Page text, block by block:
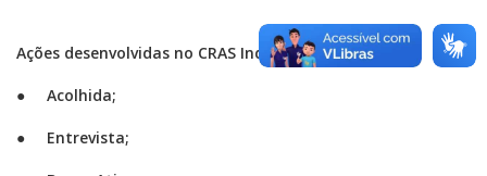
Ações desenvolvidas no CRAS Independência:
● Acolhida;
● Entrevista;